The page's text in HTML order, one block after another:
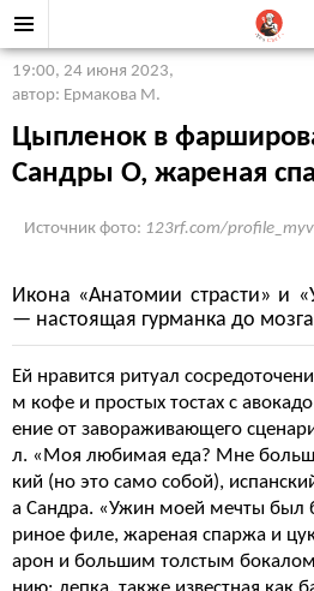
19:00, 24 июня 2023,
автор: Ермакова М.
Цыпленок в
Сандры О, жареная
Источник фото: 123rf.com/
Икона «Анатомии страсти» и
— настоящая гурманка до
Ей нравится ритуал
м кофе и простых тостах с
ение от завораживающего
л. «Моя любимая еда? Мне
кий (но это само собой),
а Сандра. «Ужин моей мечты
риное филе, жареная спаржа и
арон и большим толстым